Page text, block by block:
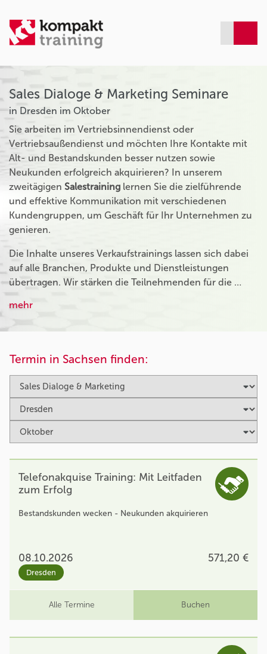
Sales Dialoge & Marketing Seminare
in Dresden im Oktober
Sie arbeiten im Vertriebsinnendienst oder
Vertriebsaußendienst und möchten Ihre Kontakte mit
Alt- und Bestandskunden besser nutzen sowie
Neukunden erfolgreich akquirieren? In unserem
zweitägigen Salestraining lernen Sie die zielführende
und effektive Kommunikation mit verschiedenen
Kundengruppen, um Geschäft für Ihr Unternehmen zu
genieren.
Die Inhalte unseres Verkaufstrainings lassen sich dabei
auf alle Branchen, Produkte und Dienstleistungen
übertragen. Wir stärken die Teilnehmenden für die …
mehr
Termin in Sachsen finden:
Telefonakquise Training: Mit Leitfaden
zum Erfolg
Bestandskunden wecken - Neukunden akquirieren
08.10.2026 571,20 €
Dresden
Alle Termine Buchen